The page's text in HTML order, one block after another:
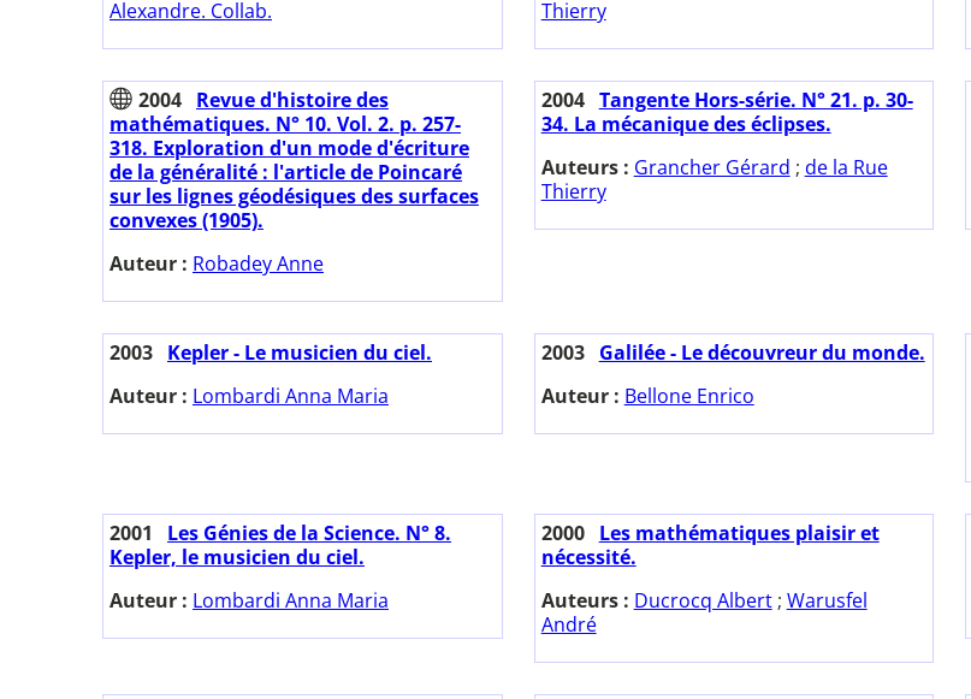
Alexandre. Collab.
Thierry
2004 Revue d'histoire des
mathématiques. N° 10. Vol. 2. p. 257-
318. Exploration d'un mode d'écriture
de la généralité : l'article de Poincaré
sur les lignes géodésiques des surfaces
convexes (1905).
Auteur : Robadey Anne
2004 Tangente Hors-série. N° 21. p. 30-
34. La mécanique des éclipses.
Auteurs : Grancher Gérard ; de la Rue
Thierry
2003 Kepler - Le musicien du ciel.
Auteur : Lombardi Anna Maria
2003
Galilée - Le découvreur du monde.
Auteur : Bellone Enrico
2001
Les Génies de la Science. N° 8.
Kepler, le musicien du ciel.
Auteur : Lombardi Anna Maria
2000
Les mathématiques plaisir et
nécessité.
Auteurs : Ducrocq Albert; Warusfel
André